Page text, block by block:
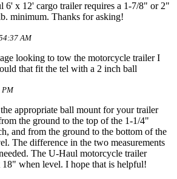
6' x 12' cargo trailer requires a 1-7/8" or 2"
minimum. Thanks for asking!
AM
looking to tow the motorcycle trailer I
that fit the tel with a 2 inch ball
PM
appropriate ball mount for your trailer
the ground to the top of the 1-1/4"
and from the ground to the bottom of the
The difference in the two measurements
The U-Haul motorcycle trailer
18" when level. I hope that is helpful!